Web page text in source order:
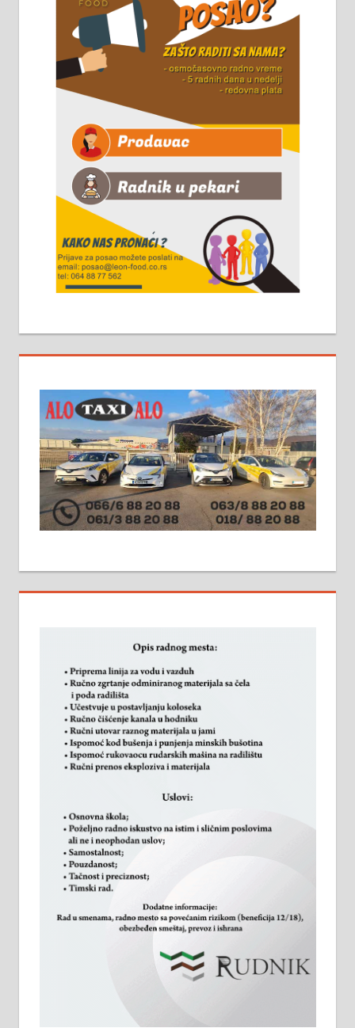
Чистим све врсте димњака.
061/32-13-445